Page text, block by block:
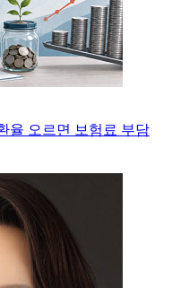
율 오르면 보험료 부담